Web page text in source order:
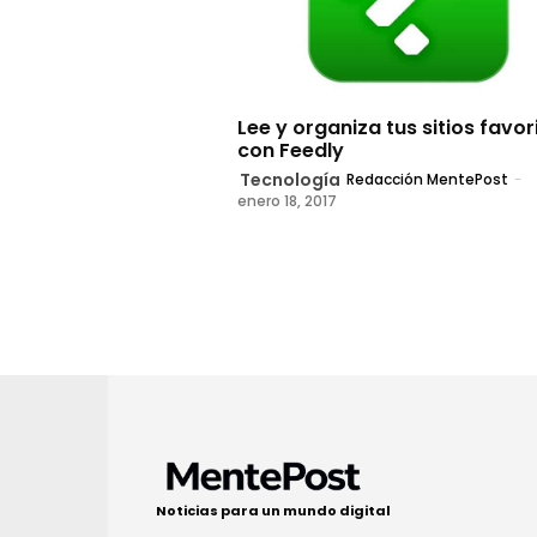
Lee y organiza tus sitios
con Feedly
Tecnología Redacción MentePost -
enero 18, 2017
Noticias para un mundo digital